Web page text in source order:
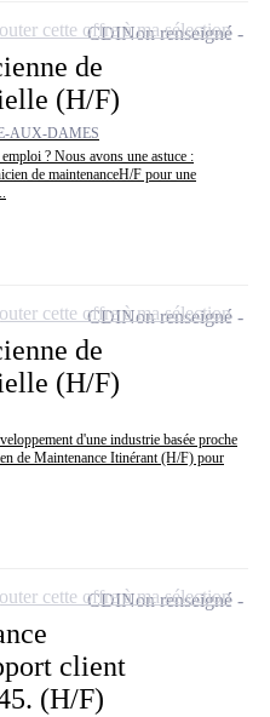
de
(H/F)
AUX-DAMES
? Nous avons une astuce :
de maintenanceH/F pour une
CDINon renseigné
cette offre à ma sélection
de
(H/F)
d'une industrie basée proche
de Maintenance Itinérant (H/F) pour
CDINon renseigné
cette offre à ma sélection
client
(H/F)
CDINon renseigné
cette offre à ma sélection